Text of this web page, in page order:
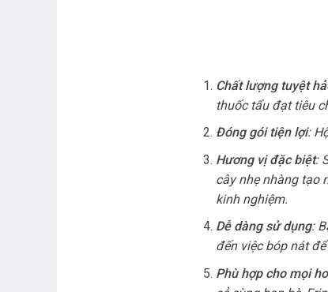
Chất lượng tuyệt
thuốc tẩu đạt tiêu
Đóng gói tiện lợi:
Hương vị đặc biệt:
cây nhẹ nhàng tạo
kinh nghiệm.
Dễ dàng sử dụng:
đến việc bóp nát
Phù hợp cho mọi